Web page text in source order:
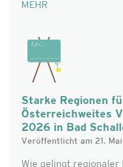
MEHR
Starke Regionen
Österreichweites
2026 in Bad
Veröffentlicht am 21.
Wie gelingt regionaler